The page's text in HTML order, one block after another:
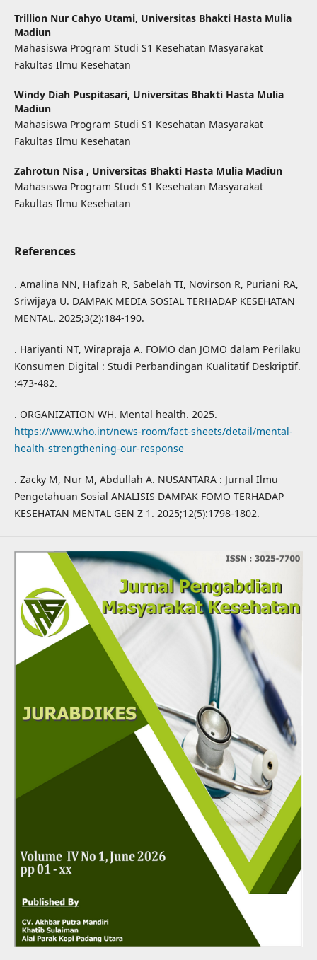
Trillion Nur Cahyo Utami, Universitas Bhakti Hasta Mulia
Madiun
Mahasiswa Program Studi S1 Kesehatan Masyarakat
Fakultas Ilmu Kesehatan
Windy Diah Puspitasari, Universitas Bhakti Hasta Mulia
Madiun
Mahasiswa Program Studi S1 Kesehatan Masyarakat
Fakultas Ilmu Kesehatan
Zahrotun Nisa , Universitas Bhakti Hasta Mulia Madiun
Mahasiswa Program Studi S1 Kesehatan Masyarakat
Fakultas Ilmu Kesehatan
References
. Amalina NN, Hafizah R, Sabelah TI, Novirson R, Puriani RA,
Sriwijaya U. DAMPAK MEDIA SOSIAL TERHADAP KESEHATAN
MENTAL. 2025;3(2):184-190.
. Hariyanti NT, Wirapraja A. FOMO dan JOMO dalam Perilaku
Konsumen Digital : Studi Perbandingan Kualitatif Deskriptif.
:473-482.
. ORGANIZATION WH. Mental health. 2025.
https://www.who.int/news-room/fact-sheets/detail/mental-
health-strengthening-our-response
. Zacky M, Nur M, Abdullah A. NUSANTARA : Jurnal Ilmu
Pengetahuan Sosial ANALISIS DAMPAK FOMO TERHADAP
KESEHATAN MENTAL GEN Z 1. 2025;12(5):1798-1802.